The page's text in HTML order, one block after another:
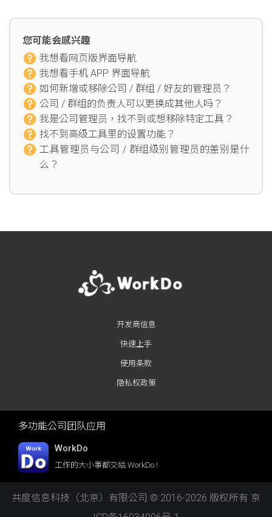
您可能会感兴趣
我想看网页版界面导航
我想看手机 APP 界面导航
如何新增或移除公司 / 群组 / 好友的管理员？
公司 / 群组的负责人可以更换成其他人吗？
我是公司管理员，找不到或想移除特定工具？
找不到高级工具里的设置功能？
工具管理员与公司 / 群组级别管理员的差别是什
么？
开发商信息
快速上手
使用条款
隐私权政策
多功能公司团队应用
WorkDo
工作的大小事都交給 WorkDo !
共度信息科技（北京）有限公司 © 2016-2026 版权所有 京